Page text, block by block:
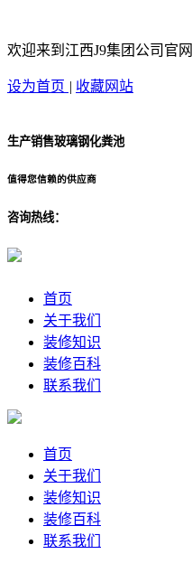
欢迎来到江西J9集团公司官
设为首页 | 收藏网站
生产销售玻璃钢化粪池
值得您信赖的供应商
咨询热线：
首页
关于我们
装修知识
装修百科
联系我们
首页
关于我们
装修知识
装修百科
联系我们